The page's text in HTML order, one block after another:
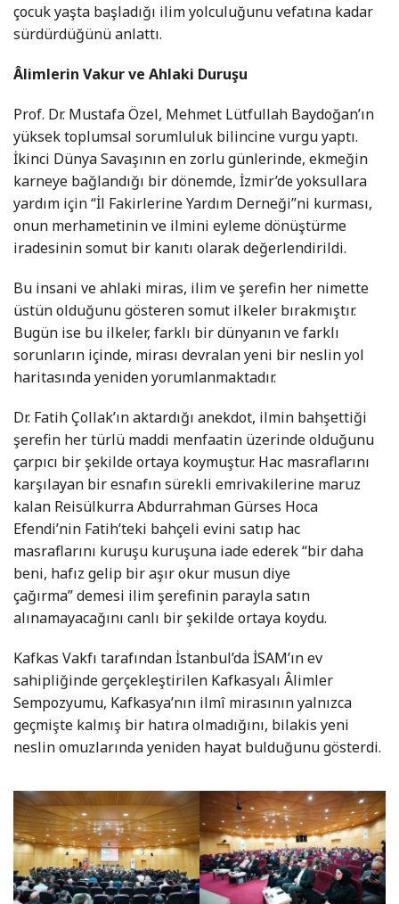
çocuk yaşta başladığı ilim yolculuğunu vefatına kadar
sürdürdüğünü anlattı.
Âlimlerin Vakur ve Ahlaki Duruşu
Prof. Dr. Mustafa Özel, Mehmet Lütfullah Baydoğan’ın
yüksek toplumsal sorumluluk bilincine vurgu yaptı.
İkinci Dünya Savaşının en zorlu günlerinde, ekmeğin
karneye bağlandığı bir dönemde, İzmir’de yoksullara
yardım için “İl Fakirlerine Yardım Derneği”ni kurması,
onun merhametinin ve ilmini eyleme dönüştürme
iradesinin somut bir kanıtı olarak değerlendirildi.
Bu insani ve ahlaki miras, ilim ve şerefin her nimette
üstün olduğunu gösteren somut ilkeler bırakmıştır.
Bugün ise bu ilkeler, farklı bir dünyanın ve farklı
sorunların içinde, mirası devralan yeni bir neslin yol
haritasında yeniden yorumlanmaktadır.
Dr. Fatih Çollak’ın aktardığı anekdot, ilmin bahşettiği
şerefin her türlü maddi menfaatin üzerinde olduğunu
çarpıcı bir şekilde ortaya koymuştur. Hac masraflarını
karşılayan bir esnafın sürekli emrivakilerine maruz
kalan Reisülkurra Abdurrahman Gürses Hoca
Efendi’nin Fatih’teki bahçeli evini satıp hac
masraflarını kuruşu kuruşuna iade ederek “bir daha
beni, hafız gelip bir aşır okur musun diye
çağırma” demesi ilim şerefinin parayla satın
alınamayacağını canlı bir şekilde ortaya koydu.
Kafkas Vakfı tarafından İstanbul’da İSAM’ın ev
sahipliğinde gerçekleştirilen Kafkasyalı Âlimler
Sempozyumu, Kafkasya’nın ilmî mirasının yalnızca
geçmişte kalmış bir hatıra olmadığını, bilakis yeni
neslin omuzlarında yeniden hayat bulduğunu gösterdi.